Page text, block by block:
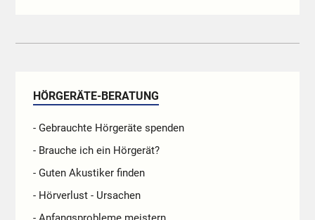
HÖRGERÄTE-BERATUNG
- Gebrauchte Hörgeräte spenden
- Brauche ich ein Hörgerät?
- Guten Akustiker finden
- Hörverlust - Ursachen